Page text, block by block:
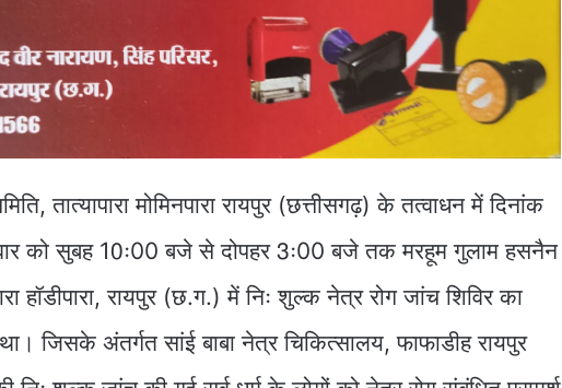
तात्यापारा मोमिनपारा रायपुर (छत्तीसगढ़) के तत्वाधन में दिनांक
को सुबह 10ः00 बजे से दोपहर 3ः00 बजे तक मरहूम गुलाम हसनैन
हॉडीपारा, रायपुर (छ.ग.) में निः शुल्क नेत्र रोग जांच शिविर का
जिसके अंतर्गत सांई बाबा नेत्र चिकित्सालय, फाफाडीह रायपुर